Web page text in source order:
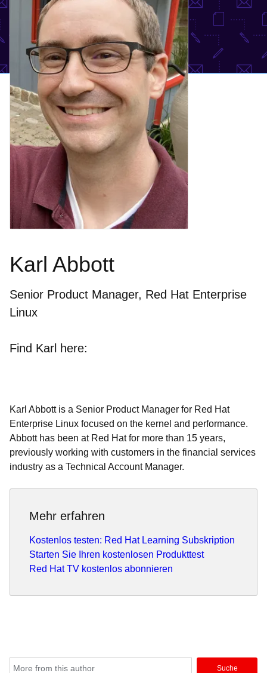
Karl Abbott
Senior Product Manager, Red Hat Enterprise
Linux
Find Karl here:
Karl Abbott is a Senior Product Manager for Red Hat
Enterprise Linux focused on the kernel and performance.
Abbott has been at Red Hat for more than 15 years,
previously working with customers in the financial services
industry as a Technical Account Manager.
Mehr erfahren
Kostenlos testen: Red Hat Learning Subskription
Starten Sie Ihren kostenlosen Produkttest
Red Hat TV kostenlos abonnieren
Suche